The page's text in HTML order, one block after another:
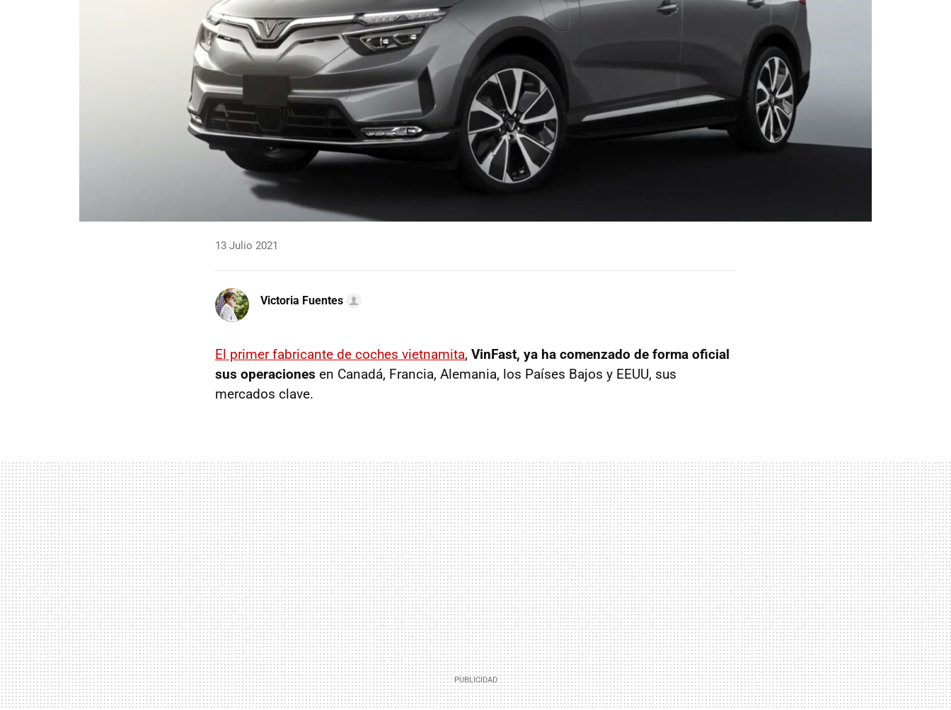
13 Julio 2021
Victoria Fuentes
El primer fabricante de coches vietnamita, VinFast, ya ha comenzado de forma oficial
sus operaciones en Canadá, Francia, Alemania, los Países Bajos y EEUU, sus
mercados clave.